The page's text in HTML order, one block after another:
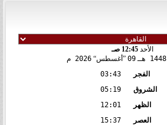
الأحد12:45 صـ
1448 هـ 09 أغسطس 2026 م
الفجر
03:43
الشروق
05:19
الظهر
12:01
العصر
15:37